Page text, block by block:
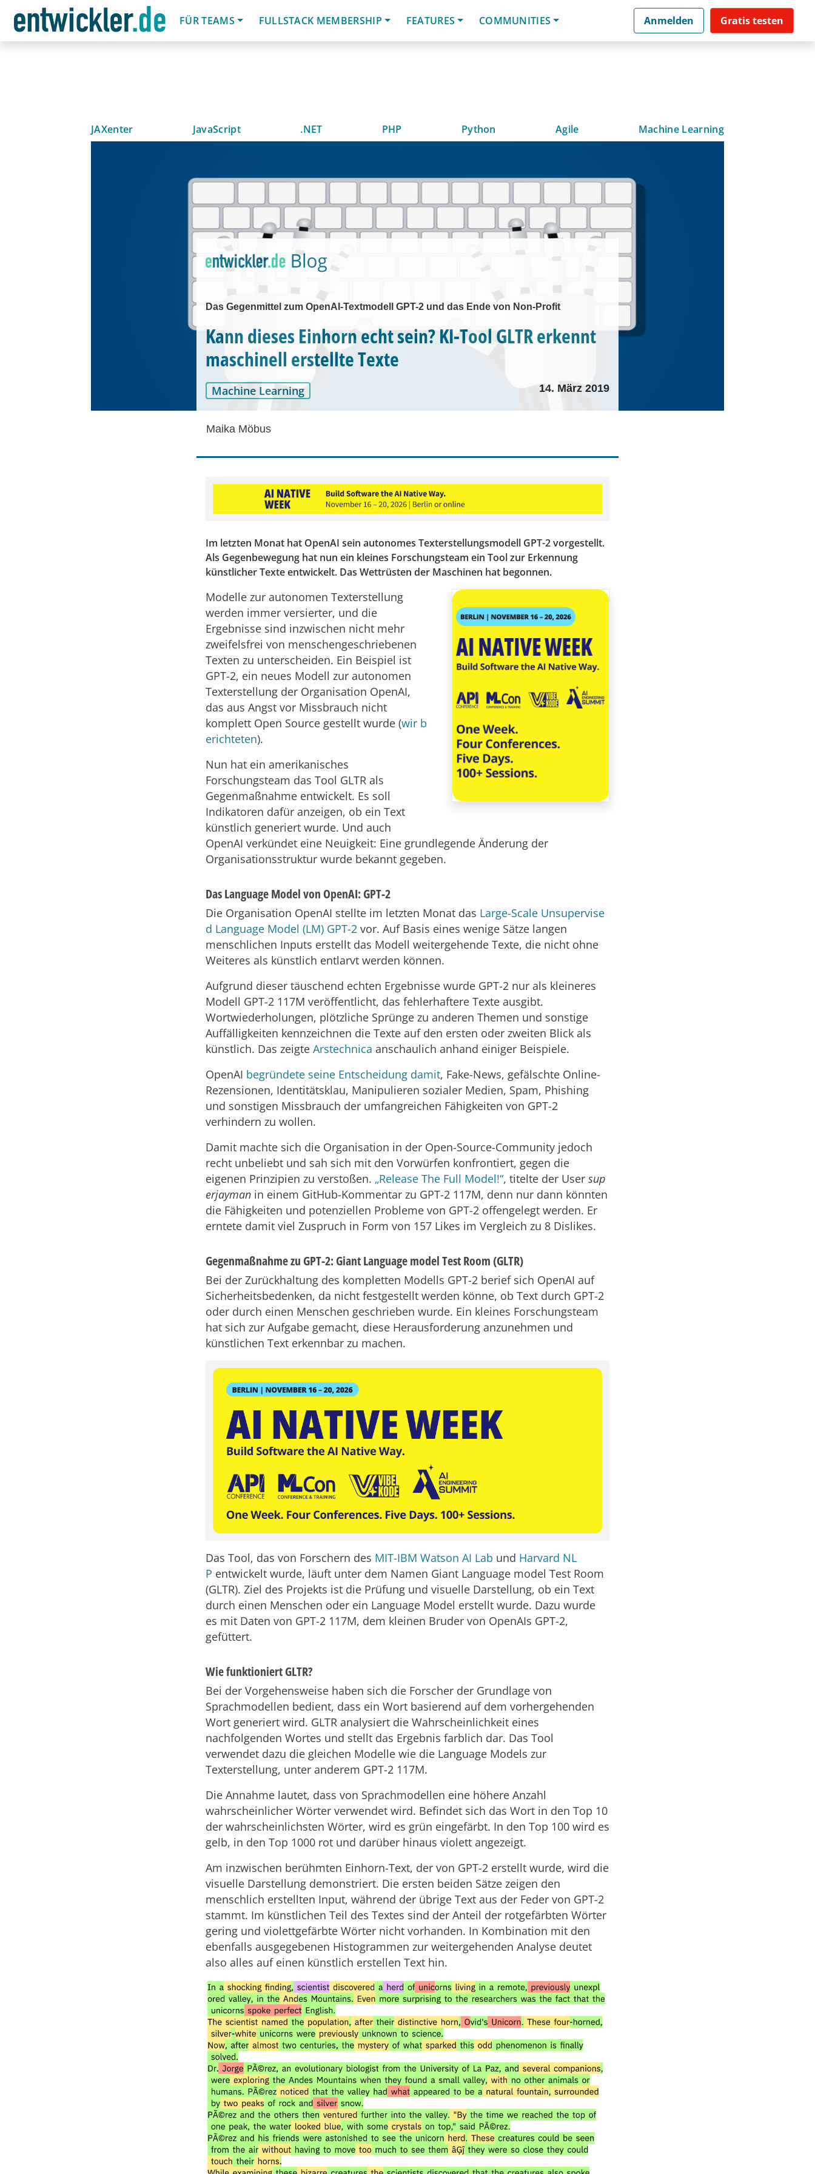
FÜR TEAMS
FULLSTACK MEMBERSHIP FEATURES COMMUNITIES Anmelden Gratis testen
JAXenter JavaScript .NET PHP Python Agile Machine Learning
Das Gegenmittel zum OpenAI-Textmodell GPT-2 und das Ende von Non-Profit
Kann dieses Einhorn echt sein? KI-Tool GLTR erkennt
maschinell erstellte Texte
Machine Learning 14. März 2019
Maika Möbus
Im letzten Monat hat OpenAI sein autonomes Texterstellungsmodell GPT-2 vorgestellt.
Als Gegenbewegung hat nun ein kleines Forschungsteam ein Tool zur Erkennung
künstlicher Texte entwickelt. Das Wettrüsten der Maschinen hat begonnen.
Modelle zur autonomen Texterstellung
werden immer versierter, und die
Ergebnisse sind inzwischen nicht mehr
zweifelsfrei von menschengeschriebenen
Texten zu unterscheiden. Ein Beispiel ist
GPT-2, ein neues Modell zur autonomen
Texterstellung der Organisation OpenAI,
das aus Angst vor Missbrauch nicht
komplett Open Source gestellt wurde (wir b
erichteten).
Nun hat ein amerikanisches
Forschungsteam das Tool GLTR als
Gegenmaßnahme entwickelt. Es soll
Indikatoren dafür anzeigen, ob ein Text
künstlich generiert wurde. Und auch
OpenAI verkündet eine Neuigkeit: Eine grundlegende Änderung der
Organisationsstruktur wurde bekannt gegeben.
Das Language Model von OpenAI: GPT-2
Die Organisation OpenAI stellte im letzten Monat das Large-Scale Unsupervise
d Language Model (LM) GPT-2 vor. Auf Basis eines wenige Sätze langen
menschlichen Inputs erstellt das Modell weitergehende Texte, die nicht ohne
Weiteres als künstlich entlarvt werden können.
Aufgrund dieser täuschend echten Ergebnisse wurde GPT-2 nur als kleineres
Modell GPT-2 117M veröffentlicht, das fehlerhaftere Texte ausgibt.
Wortwiederholungen, plötzliche Sprünge zu anderen Themen und sonstige
Auffälligkeiten kennzeichnen die Texte auf den ersten oder zweiten Blick als
künstlich. Das zeigte Arstechnica anschaulich anhand einiger Beispiele.
OpenAI begründete seine Entscheidung damit, Fake-News, gefälschte Online-
Rezensionen, Identitätsklau, Manipulieren sozialer Medien, Spam, Phishing
und sonstigen Missbrauch der umfangreichen Fähigkeiten von GPT-2
verhindern zu wollen.
Damit machte sich die Organisation in der Open-Source-Community jedoch
recht unbeliebt und sah sich mit den Vorwürfen konfrontiert, gegen die
eigenen Prinzipien zu verstoßen. „Release The Full Model!“, titelte der User sup
erjayman in einem GitHub-Kommentar zu GPT-2 117M, denn nur dann könnten
die Fähigkeiten und potenziellen Probleme von GPT-2 offengelegt werden. Er
erntete damit viel Zuspruch in Form von 157 Likes im Vergleich zu 8 Dislikes.
Gegenmaßnahme zu GPT-2: Giant Language model Test Room (GLTR)
Bei der Zurückhaltung des kompletten Modells GPT-2 berief sich OpenAI auf
Sicherheitsbedenken, da nicht festgestellt werden könne, ob Text durch GPT-2
oder durch einen Menschen geschrieben wurde. Ein kleines Forschungsteam
hat sich zur Aufgabe gemacht, diese Herausforderung anzunehmen und
künstlichen Text erkennbar zu machen.
Das Tool, das von Forschern des MIT-IBM Watson AI Lab und Harvard NL
P entwickelt wurde, läuft unter dem Namen Giant Language model Test Room
(GLTR). Ziel des Projekts ist die Prüfung und visuelle Darstellung, ob ein Text
durch einen Menschen oder ein Language Model erstellt wurde. Dazu wurde
es mit Daten von GPT-2 117M, dem kleinen Bruder von OpenAIs GPT-2,
gefüttert.
Wie funktioniert GLTR?
Bei der Vorgehensweise haben sich die Forscher der Grundlage von
Sprachmodellen bedient, dass ein Wort basierend auf dem vorhergehenden
Wort generiert wird. GLTR analysiert die Wahrscheinlichkeit eines
nachfolgenden Wortes und stellt das Ergebnis farblich dar. Das Tool
verwendet dazu die gleichen Modelle wie die Language Models zur
Texterstellung, unter anderem GPT-2 117M.
Die Annahme lautet, dass von Sprachmodellen eine höhere Anzahl
wahrscheinlicher Wörter verwendet wird. Befindet sich das Wort in den Top 10
der wahrscheinlichsten Wörter, wird es grün eingefärbt. In den Top 100 wird es
gelb, in den Top 1000 rot und darüber hinaus violett angezeigt.
Am inzwischen berühmten Einhorn-Text, der von GPT-2 erstellt wurde, wird die
visuelle Darstellung demonstriert. Die ersten beiden Sätze zeigen den
menschlich erstellten Input, während der übrige Text aus der Feder von GPT-2
stammt. Im künstlichen Teil des Textes sind der Anteil der rotgefärbten Wörter
gering und violettgefärbte Wörter nicht vorhanden. In Kombination mit den
ebenfalls ausgegebenen Histogrammen zur weitergehenden Analyse deutet
also alles auf einen künstlich erstellen Text hin.